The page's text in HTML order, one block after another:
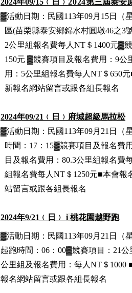
2024年09/15 ﹙日﹚ 2024第三屆泰安
▓活動日期： 民國113年09月15日
（
區(苗栗縣泰安鄉錦水村圓墩46之3
2公里組報名費每人NT＄1400元▓
150元 ▓競賽項目 及報名費用 ：9公
用 ：5公里組報名費每人NT＄650
新報名網站留言或跟各組長報名
2024年09/21 ﹙日﹚ 府城超級馬拉松
▓活動日期： 民國113年09月21日
（
時間：17：15▓競賽項目 及報名費
目 及報名費用 ：80.3公里組報名費
組報名費每人NT＄1250元■本會報
站留言或跟各組長報名
2024年9/21 ﹙日﹚ i 桃花園越野跑
▓活動日期： 民國113年09月21日
（
起跑時間：06：00▓競賽項目：21公
公里組 及報名費用 ： 每人NT＄1000
報名網站留言或跟各組長報名